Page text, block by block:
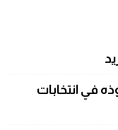
في انتخابات